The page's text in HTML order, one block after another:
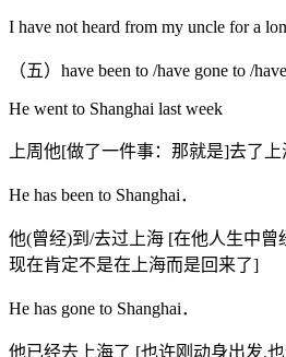
I have not heard from my uncle for a
（五）have been to /have gone to /
He went to Shanghai last week
上周他[做了一件事：那就是]去了上
He has been to Shanghai．
他(曾经)到/去过上海 [在他人生中曾
现在肯定不是在上海而是回来了]
He has gone to Shanghai．
他已经去上海了 [也许刚动身出发,